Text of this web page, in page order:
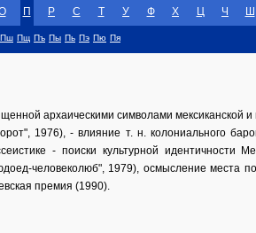
П Р С Т У Ф Х Ц Ч Ш
Пш Пщ Пъ Пы Пь Пэ Пю Пя
архаическими символами мексиканской
1976), - влияние т. н. колониального
- поиски культурной идентичности
человеколюб", 1979), осмысление места
премия (1990).